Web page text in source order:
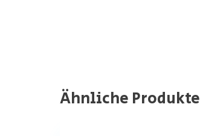
Ähnliche Produkte